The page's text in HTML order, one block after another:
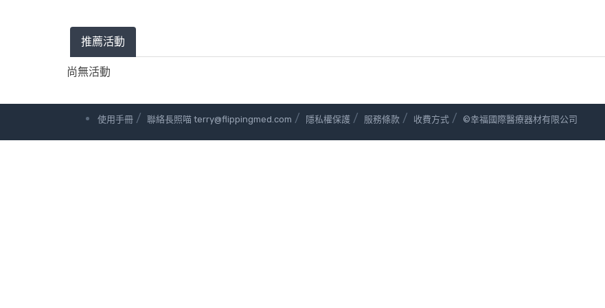
推薦活動
尚無活動
使用手冊 / 聯絡長照喵 terry@flippingmed.com / 隱私權保護 / 服務條款 / 收費方式 / ©幸福國際醫療器材有限公司